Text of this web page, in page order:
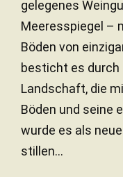
gelegenes
Meeresspiegel –
Böden von
besticht es durch
Landschaft, die
Böden und seine
wurde es als
stillen...